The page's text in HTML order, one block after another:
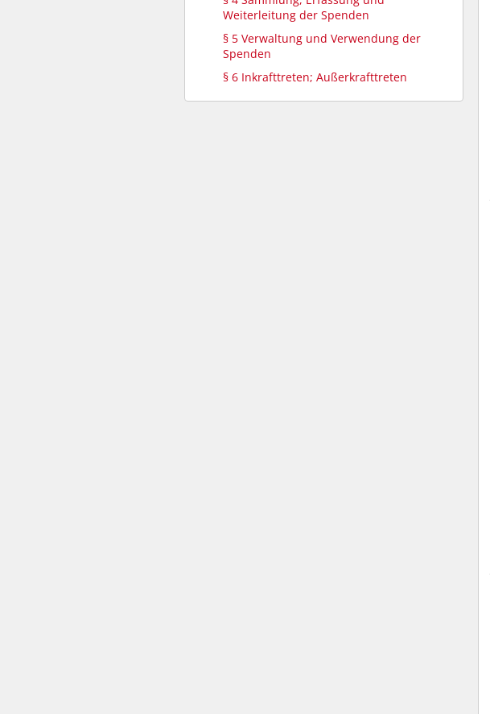
Weiterleitung der Spenden
§ 5 Verwaltung und Verwendung der
Spenden
§ 6 Inkrafttreten; Außerkrafttreten